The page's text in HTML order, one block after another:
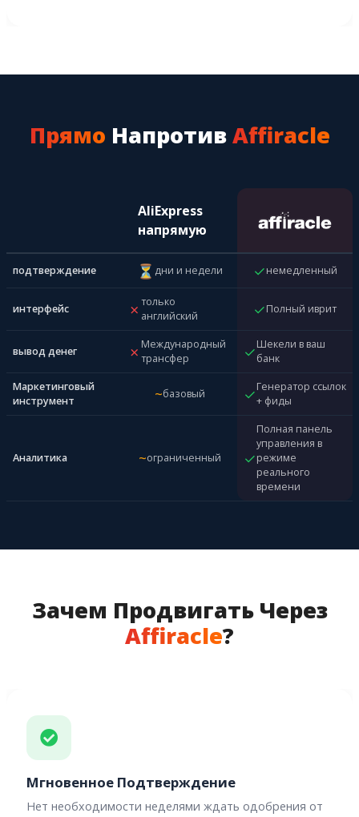
Прямо НапротивAffiracle
AliExpress
напрямую
подтверждение ⏳ дни и недели ✓немедленный
интерфейс ✗ только
английский
✓Полный иврит
вывод денег ✗ Международный
трансфер
✓Шекели в ваш
банк
Маркетинговый
инструмент
~базовый ✓Генератор ссылок
+ фиды
Аналитика ~ограниченный ✓
Полная панель
управления в
режиме
реального
времени
Зачем Продвигать Через
Affiracle?
Мгновенное Подтверждение
Нет необходимости неделями ждать одобрения от